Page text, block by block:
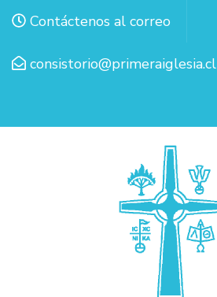
Contáctenos al correo
consistorio@primeraiglesia.cl